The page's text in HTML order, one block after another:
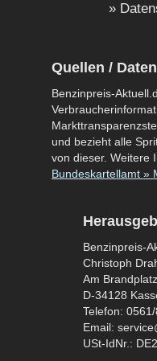
Quellen /
Benzinpreis-
und bezieht alle
von dieser. Weitere
Bundeskartellamt »
Benzinpreis-
Christoph
Am
D-34128
Telefon:
Email:
USt-IdNr.: